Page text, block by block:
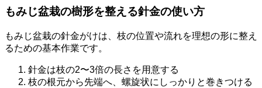
もみじ盆栽の樹形を整える針金の使い方
もみじ盆栽の針金がけは、枝の位置や流れを理想の形に整え
るための基本作業です。
針金は枝の2〜3倍の長さを用意する
枝の根元から先端へ、螺旋状にしっかりと巻きつける